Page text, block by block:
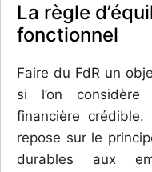
La règle
fonctionnel
Faire du FdR un
si l’on considère
financière
repose sur le
durables aux